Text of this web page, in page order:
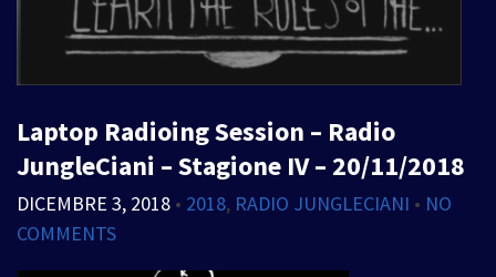
Laptop Radioing Session – Radio
JungleCiani – Stagione IV – 20/11/2018
DICEMBRE 3, 2018 • 2018, RADIO JUNGLECIANI • NO
COMMENTS